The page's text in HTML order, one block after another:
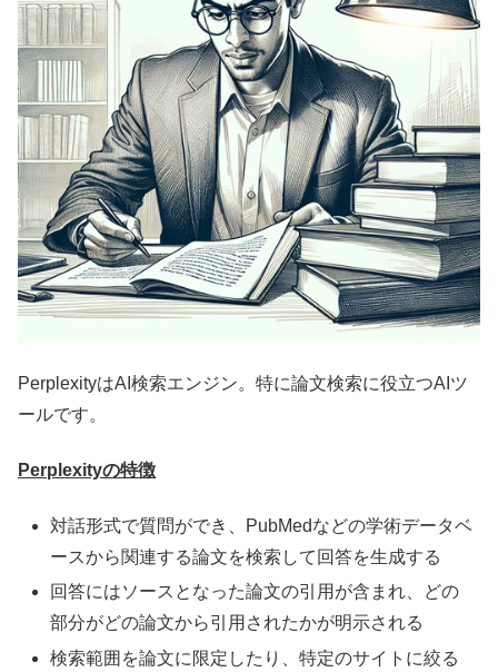
PerplexityはAI検索エンジン。特に論文検索に役立つAIツ
ールです。
Perplexityの特徴
対話形式で質問ができ、PubMedなどの学術データベ
ースから関連する論文を検索して回答を生成する
回答にはソースとなった論文の引用が含まれ、どの
部分がどの論文から引用されたかが明示される
検索範囲を論文に限定したり、特定のサイトに絞る